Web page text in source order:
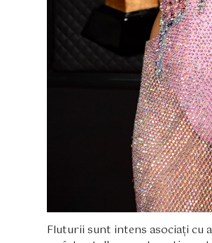
Fluturii sunt intens asociați cu